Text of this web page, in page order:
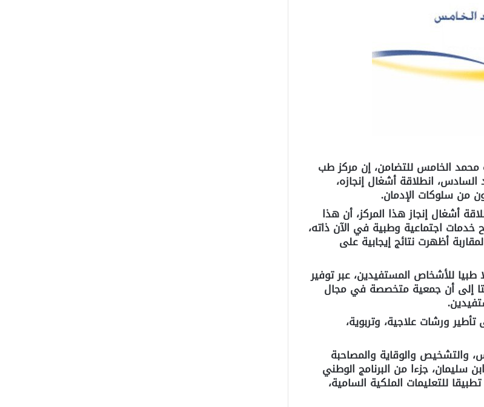
الخامس للتضامن، إن مركز طب
انطلاقة أشغال إنجازه،
من سلوكات الإدمان.
أشغال إنجاز هذا المركز، أن هذا
اجتماعية وطبية في الآن ذاته،
أظهرت نتائج إيجابية على
للأشخاص المستفيدين، عبر توفير
إلى أن جمعية متخصصة في مجال
ورشات علاجية، وتربوية،
والتشخيص والوقاية والمصاحبة
سليمان، جزءا من البرنامج الوطني
سلوكات الإدمان الذي تنفذه المؤسسة، منذ 2010 ، تطبيقا للتعليمات الملكية السامية،